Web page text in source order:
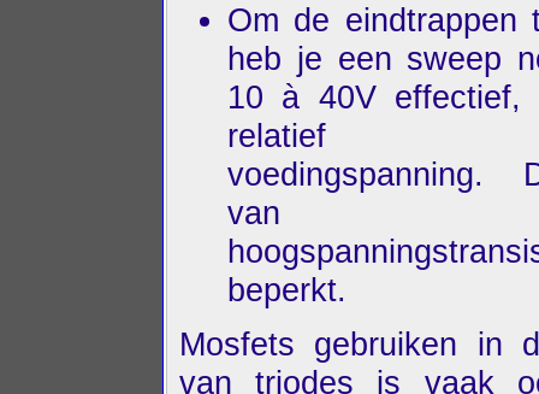
Om de eindtrappen
heb je een sweep
10 à 40V effectief,
relatief
voedingspanning.
van
beperkt.
Mosfets gebruiken in
van triodes is vaak